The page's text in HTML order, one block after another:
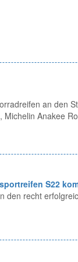
an den
Michelin Anakee
S22
den recht